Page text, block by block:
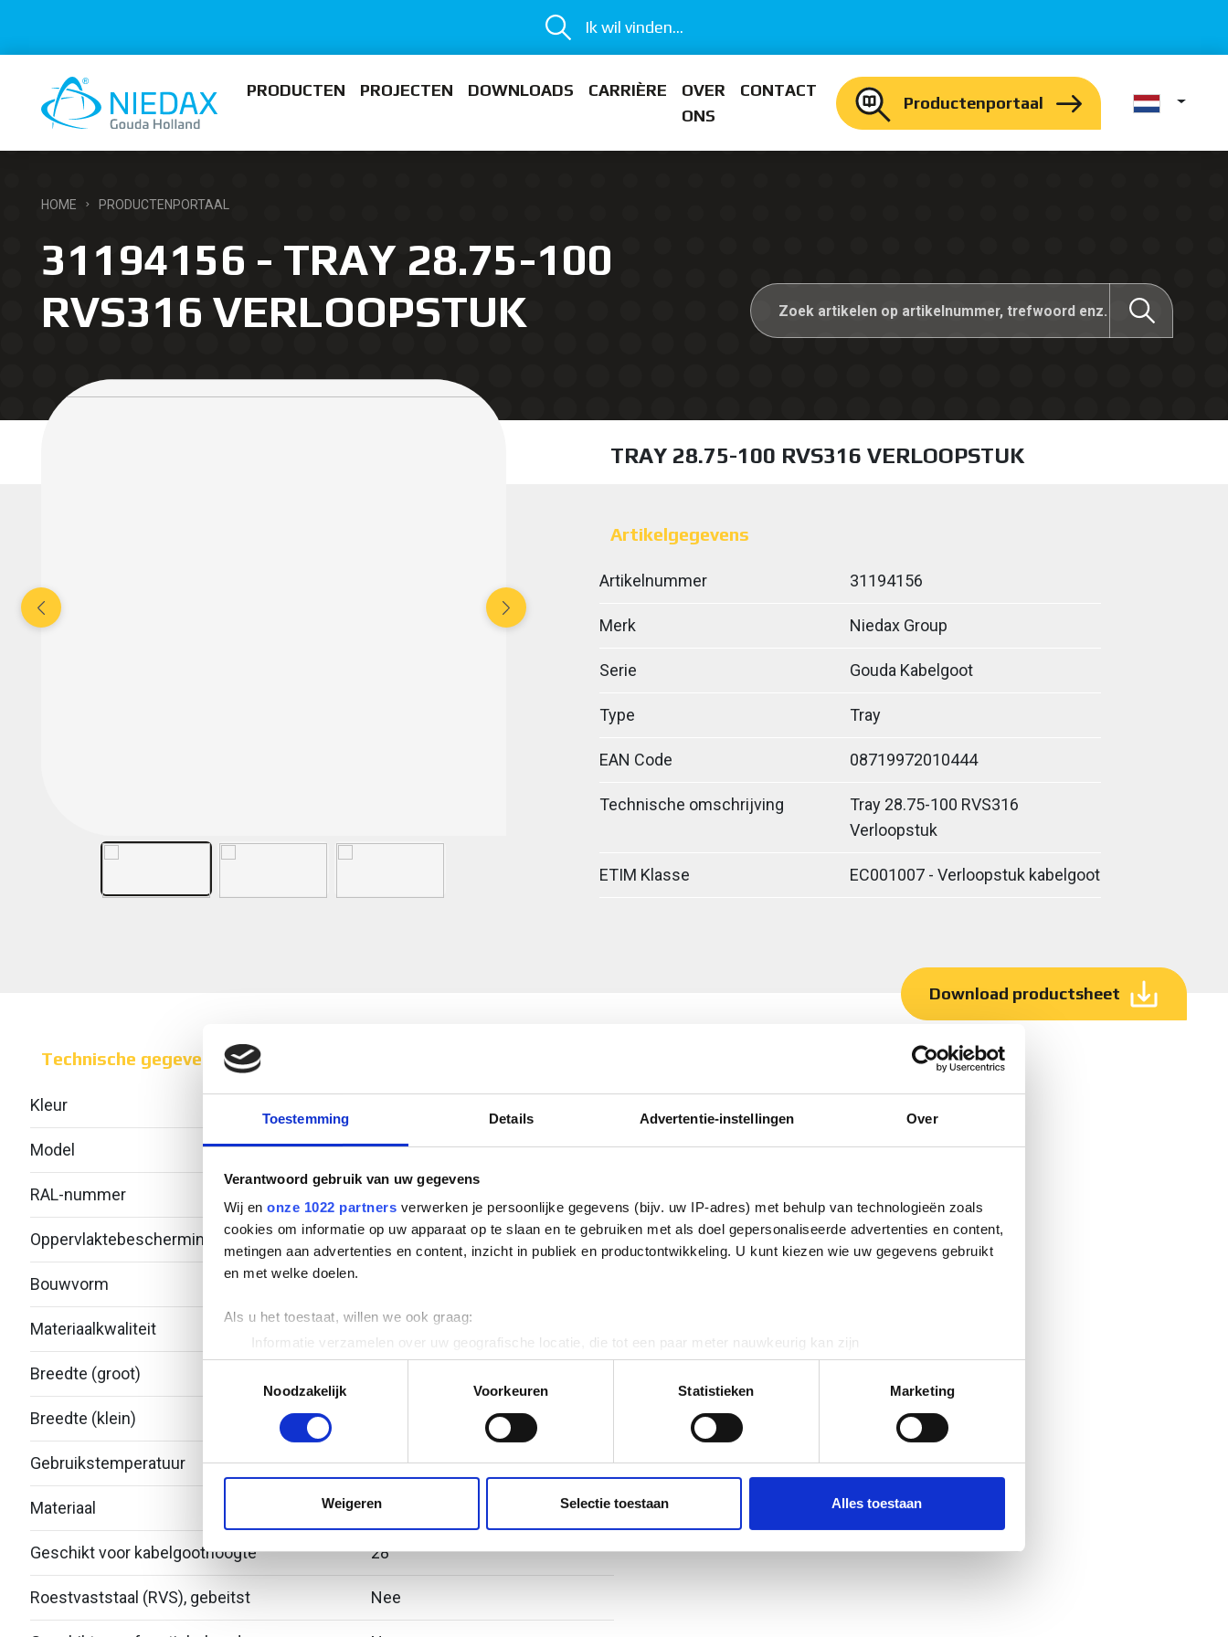
Toestemming Details Advertentie-instellingen Over
Verantwoord gebruik van uw gegevens
Wij en onze 1022 partners verwerken je persoonlijke gegevens (bijv. uw IP-adres) met behulp van technologieën zoals
cookies om informatie op uw apparaat op te slaan en te gebruiken met als doel gepersonaliseerde advertenties en content,
metingen aan advertenties en content, inzicht in publiek en productontwikkeling. U kunt kiezen wie uw gegevens gebruikt
en met welke doelen.
Als u het toestaat, willen we ook graag:
Informatie verzamelen over uw geografische locatie, die tot een paar meter nauwkeurig kan zijn
Uw apparaat identificeren door het actief te scannen op specifieke eigenschappen (fingerprinting)
Lees meer over hoe uw persoonlijke gegevens worden verwerkt en stel uw voorkeuren in het
detailgedeeltein. U kunt uw
toestemming op elk moment wijzigen of intrekken in de Cookieverklaring.
websiteverkeer te analyseren. Ook delen we informatie over uw gebruik van onze site met onze partners voor social
media, adverteren en analyse. Deze partners kunnen deze gegevens combineren met andere informatie die u aan ze heeft
Noodzakelijk
Voorkeuren Statistieken Marketing
Weigeren Selectie toestaan Alles toestaan
Ik wil vinden...
PRODUCTEN PROJECTEN DOWNLOADS CARRIÈRE
OVER
ONS
CONTACT
Productenportaal
HOME PRODUCTENPORTAAL
31194156 - TRAY 28.75-100
RVS316 VERLOOPSTUK
TRAY 28.75-100 RVS316 VERLOOPSTUK
Artikelgegevens
Artikelnummer 31194156
Merk Niedax Group
Serie Gouda Kabelgoot
Type Tray
EAN Code 08719972010444
Technische omschrijving
Tray 28.75-100 RVS316
Verloopstuk
ETIM Klasse EC001007 - Verloopstuk kabelgoot
Download productsheet
Technische gegevens
Kleur
Model Geïntegreerde verbinder
RAL-nummer
Oppervlaktebescherming Overig
Bouwvorm
Materiaalkwaliteit
Breedte (groot)
Breedte (klein)
Gebruikstemperatuur -20 - 120
Materiaal Roestvaststaal (RVS)
Geschikt voor kabelgoothoogte 28
Roestvaststaal (RVS), gebeitst Nee